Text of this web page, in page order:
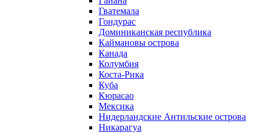
Гватемала
Гондурас
Доминиканская республика
Каймановы острова
Канада
Колумбия
Коста-Рика
Куба
Кюрасао
Мексика
Нидерландские Антильские острова
Никарагуа